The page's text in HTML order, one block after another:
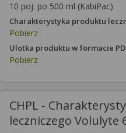
10 poj. po 500 ml (KabiPac)
Charakterystyka produktu
Pobierz
Ulotka produktu w formacie
Pobierz
CHPL -
leczniczego Volulyte